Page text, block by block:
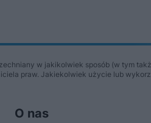
w jakikolwiek sposób (w tym
praw. Jakiekolwiek użycie lub
O nas